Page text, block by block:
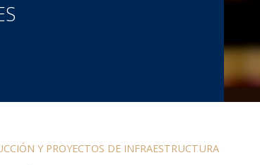
Y PROYECTOS DE INFRAESTRUCTURA